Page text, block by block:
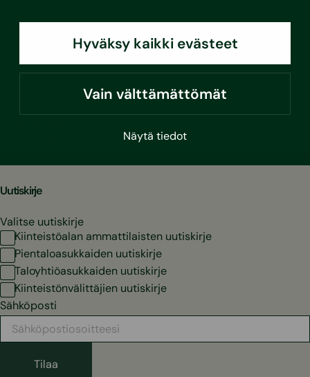
Hyväksy kaikki evästeet
Vain välttämättömät
Näytä tiedot
Referenssit
Uutiskirje
Valitse uutiskirje
Kiinteistöalan ammattilaisten uutiskirje
Pientaloasukkaiden uutiskirje
Taloyhtiöasukkaiden uutiskirje
Kiinteistönvälittäjien uutiskirje
Sähköposti